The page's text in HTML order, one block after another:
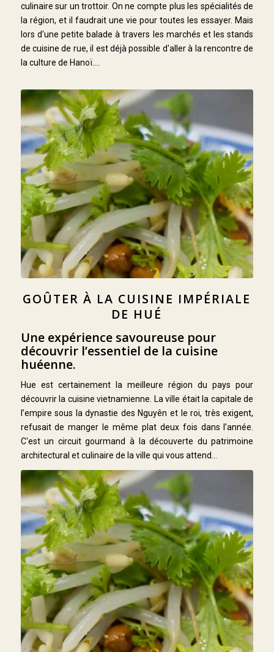
culinaire sur un trottoir. On ne compte plus les spécialités de
la région, et il faudrait une vie pour toutes les essayer. Mais
lors d'une petite balade à travers les marchés et les stands
de cuisine de rue, il est déjà possible d'aller à la rencontre de
la culture de Hanoï....
GOÛTER À LA CUISINE IMPÉRIALE
DE HUÉ
Une expérience savoureuse pour
découvrir l’essentiel de la cuisine
huéenne.
Hue est certainement la meilleure région du pays pour
découvrir la cuisine vietnamienne. La ville était la capitale de
l’empire sous la dynastie des Nguyên et le roi, très exigent,
refusait de manger le même plat deux fois dans l’année.
C'est un circuit gourmand à la découverte du patrimoine
architectural et culinaire de la ville qui vous attend...